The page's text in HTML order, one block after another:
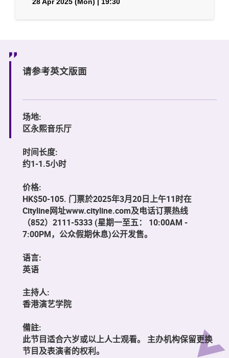
请参考英文版面
场地:
区永熙音乐厅
时间长度:
约1-1.5小时
价格:
HK$50-105. 门票於2025年3月20日上午11时在
Cityline网址www.cityline.com及电话订票热线
（852）2111-5333 (星期一至五： 10:00AM -
7:00PM，公众假期休息)公开发售。
语言:
英语
主持人:
香港演艺学院
備註:
此节目适合六岁或以上人士观看。 主办机构保留更换
节目及表演者的权利。